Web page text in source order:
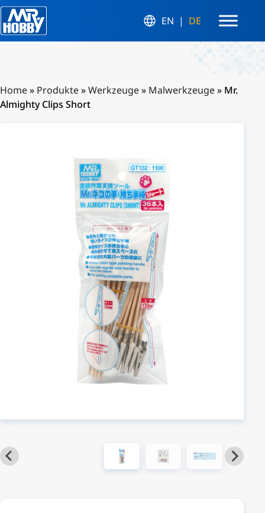
EN DE
Home» Produkte»Werkzeuge» Malwerkzeuge» Mr.
Almighty Clips Short